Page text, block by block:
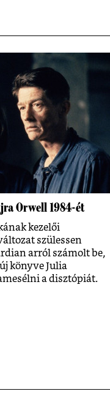
Orwell 1984-ét
kezelői
szülessen
arról számolt be,
könyve Julia
a disztópiát.